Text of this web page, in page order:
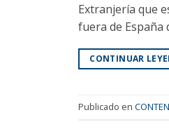
Extranjería que
fuera de España
CONTINUAR
Publicado en